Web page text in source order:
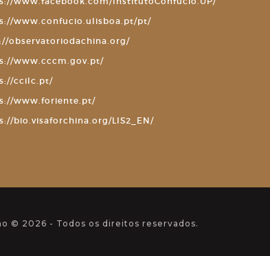
www.confucio.ulisboa.pt/pt/
observatoriodachina.org/
www.cccm.gov.pt/
ccilc.pt/
www.foriente.pt/
bio.visaforchina.org/LIS2_EN/
© 2026 - Todos os direitos reservados.